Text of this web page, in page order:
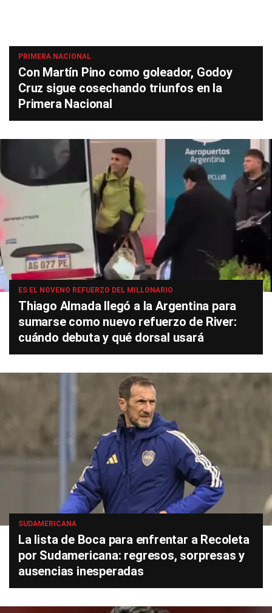
PRIMERA NACIONAL
Con Martín Pino como goleador, Godoy
Cruz sigue cosechando triunfos en la
Primera Nacional
ES EL NOVENO REFUERZO DEL MILLONARIO
Thiago Almada llegó a la Argentina para
sumarse como nuevo refuerzo de River:
cuándo debuta y qué dorsal usará
SUDAMERICANA
La lista de Boca para enfrentar a Recoleta
por Sudamericana: regresos, sorpresas y
ausencias inesperadas